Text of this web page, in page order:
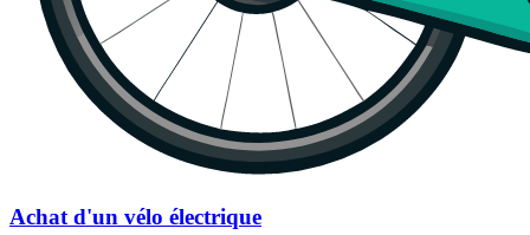
Achat d'un vélo électrique